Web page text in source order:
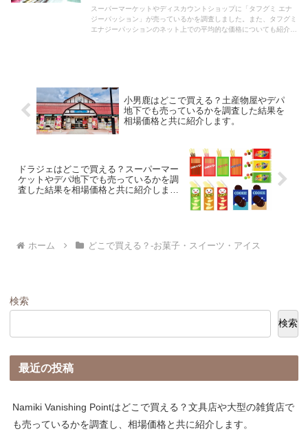
スーパーマーケットやディスカウントショップに「タフグミ エナ
ジーパッション」が売っているかを調査しました。また、タフグミ
エナジーパッションのネット上での平均的な価格についても紹介し
小男鹿はどこで買える？土産物屋やデパ
地下でも売っているかを調査した結果を
相場価格と共に紹介します。
ドラジェはどこで買える？スーパーマー
ケットやデパ地下でも売っているかを調
査した結果を相場価格と共に紹介しま
ホーム どこで買える？-お菓子・スイーツ・アイス
検索
検索
最近の投稿
Namiki Vanishing Pointはどこで買える？文具店や大型の雑貨店で
も売っているかを調査し、相場価格と共に紹介します。